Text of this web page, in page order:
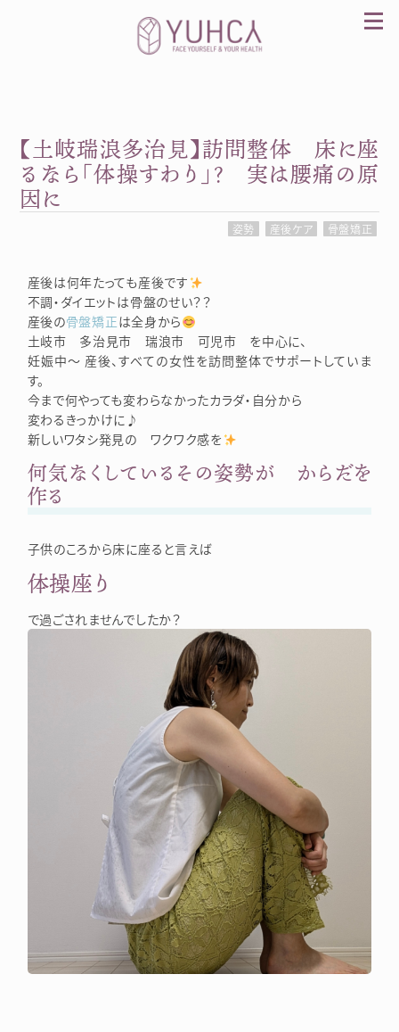
カラダを整え、習慣を変えて、心を前向きに。産
前産後訪問整体 YUHCA（ユウカ）
【土岐瑞浪多治見】訪問整体 床に座
るなら「体操すわり」？ 実は腰痛の原
因に
姿勢 産後ケア 骨盤矯正
産後は何年たっても産後です
不調・ダイエットは骨盤のせい？？
産後の骨盤矯正は全身から
土岐市 多治見市 瑞浪市 可児市 を中心に、
妊娠中～ 産後、すべての女性を訪問整体でサポートしていま
す。
今まで何やっても変わらなかったカラダ・自分から
変わるきっかけに♪
新しいワタシ発見の ワクワク感を
何気なくしているその姿勢が からだを
作る
子供のころから床に座ると言えば
体操座り
で過ごされませんでしたか？